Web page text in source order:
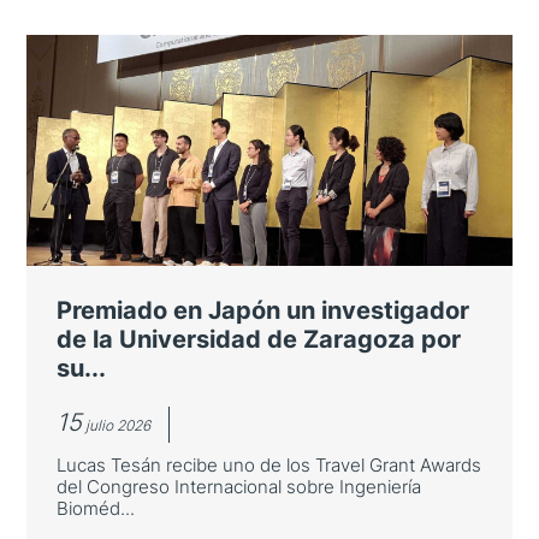
Premiado en Japón un investigador
de la Universidad de Zaragoza por
su...
15 julio 2026
Lucas Tesán recibe uno de los Travel Grant Awards
del Congreso Internacional sobre Ingeniería
Bioméd...